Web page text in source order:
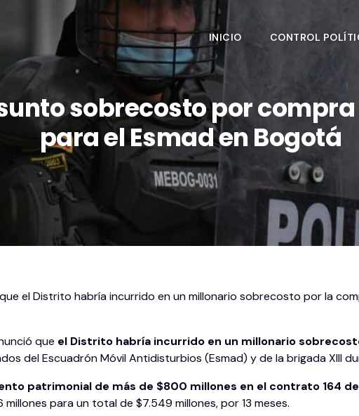
INICIO CONTROL
sobrecosto por
para el Esmad en Bogotá
el Distrito habría incurrido en un millonario sobrecosto por la
que el Distrito habría incurrido en un millonario
del Escuadrón Móvil Antidisturbios (Esmad) y de la brigada XIII
patrimonial de más de $800 millones en el contrato 164
para un total de $7.549 millones, por 13 meses.